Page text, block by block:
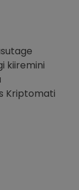
kiiremini
Kriptomati